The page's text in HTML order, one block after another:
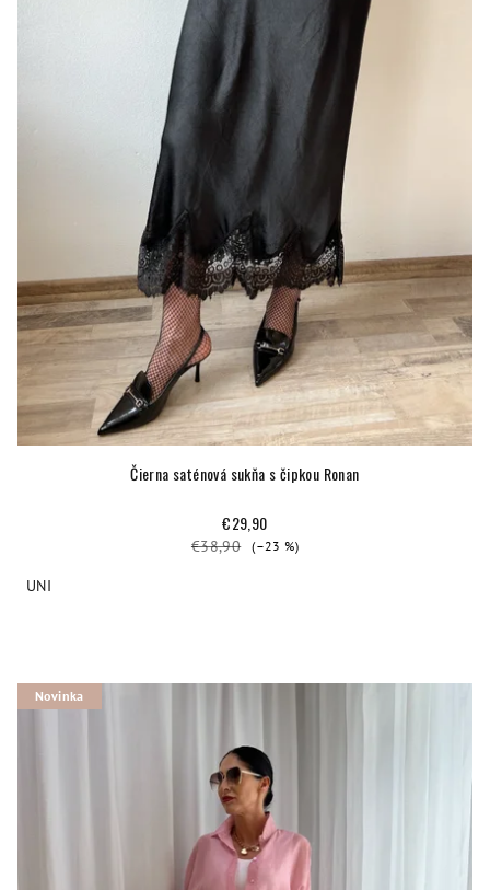
Čierna saténová sukňa s čipkou Ronan
€29,90
€38,90 (–23 %)
UNI
Novinka